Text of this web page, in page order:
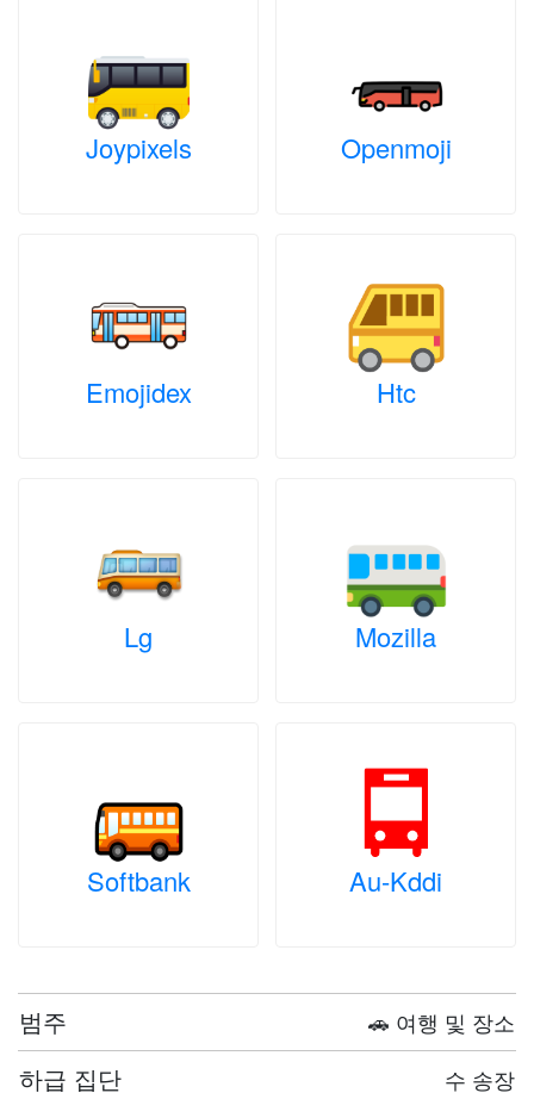
Joypixels Openmoji
Emojidex Htc
Lg Mozilla
Softbank Au-Kddi
범주 🚗 여행 및 장소
하급 집단 수 송장